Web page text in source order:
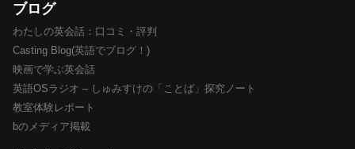
ブログ
わたしの英会話：口コミ・評判
Casting Blog(英語でブログ！)
映画で学ぶ英会話
英語OSラジオ – しゅみすけの「ことば」探究ノート
教室体験レポート
bのメディア掲載